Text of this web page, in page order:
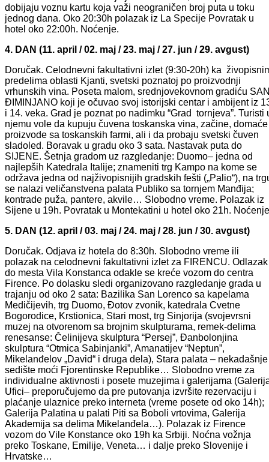
dobijaju voznu kartu koja važi neograničen broj puta u toku
jednog dana. Oko 20:30h polazak iz La Specije Povratak u
hotel oko 22:00h. Noćenje.
4. DAN (11. april / 02. maj / 23. maj / 27. jun / 29. avgust)
Doručak. Celodnevni fakultativni izlet (9:30-20h) ka
predelima oblasti Kjanti, svetski poznatoj po proizvodnji
vrhunskih vina. Poseta malom, srednjovekovnom gradiću
ĐIMINJANO koji je očuvao svoj istorijski centar i ambijent iz
i 14. veka. Grad je poznat po nadimku “Grad tornjeva”. Turisti
njemu vole da kupuju čuvena toskanska vina, začine, domaće
proizvode sa toskanskih farmi, ali i da probaju svetski čuven
sladoled. Boravak u gradu oko 3 sata. Nastavak puta do
SIJENE. Šetnja gradom uz razgledanje: Duomo– jedna od
najlepših Katedrala Italije; znameniti trg Kampo na kome se
održava jedna od najživopisnijih gradskih fešti („Palio“), na
se nalazi veličanstvena palata Publiko sa tornjem Manđija;
kontrade puža, pantere, akvile… Slobodno vreme. Polazak iz
Sijene u 19h. Povratak u Montekatini u hotel oko 21h.
5. DAN (12. april / 03. maj / 24. maj / 28. jun / 30. avgust)
Doručak. Odjava iz hotela do 8:30h. Slobodno vreme ili
polazak na celodnevni fakultativni izlet za FIRENCU. Odlazak
do mesta Vila Konstanca odakle se kreće vozom do centra
Firence. Po dolasku sledi organizovano razgledanje grada u
trajanju od oko 2 sata: Bazilika San Lorenco sa kapelama
Medičijevih, trg Duomo, Đotov zvonik, katedrala Cvetne
Bogorodice, Krstionica, Stari most, trg Sinjorija (svojevrsni
muzej na otvorenom sa brojnim skulpturama, remek-delima
renesanse: Čelinijeva skulptura “Persej”, Đanbolonjina
skulptura “Otmica Sabinjanki”, Amanatijev “Neptun”,
Mikelanđelov „David“ i druga dela), Stara palata – nekadašnje
sedište moći Fjorentinske Republike… Slobodno vreme za
individualne aktivnosti i posete muzejima i galerijama
Ufici– preporučujemo da pre putovanja izvršite rezervaciju i
plaćanje ulaznice preko interneta (vreme posete od oko 14h);
Galerija Palatina u palati Piti sa Boboli vrtovima, Galerija
Akademija sa delima Mikelanđela…). Polazak iz Firence
vozom do Vile Konstance oko 19h ka Srbiji. Noćna vožnja
preko Toskane, Emilije, Veneta… i dalje preko Slovenije i
Hrvatske…